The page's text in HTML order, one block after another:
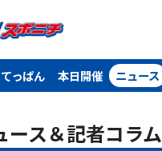
てっぱん 本日開催 ニュース
ース＆記者コラム